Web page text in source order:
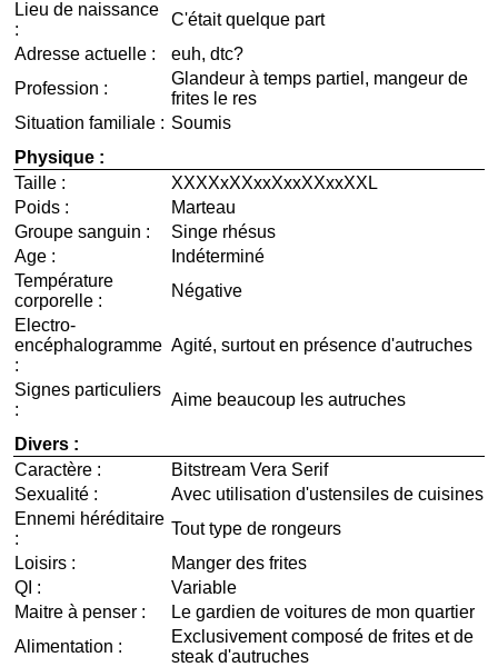
Lieu de naissance
:
C'était quelque part
Adresse actuelle :
euh, dtc?
Profession :
Glandeur à temps partiel, mangeur de
frites le res
Situation familiale : Soumis
Physique :
Taille :
XXXXxXXxxXxxXXxxXXL
Poids :
Marteau
Groupe sanguin :
Singe rhésus
Age :
Indéterminé
Température
corporelle :
Négative
Electro-
encéphalogramme
:
Agité, surtout en présence d'autruches
Signes particuliers
:
Aime beaucoup les autruches
Divers :
Caractère :
Bitstream Vera Serif
Sexualité :
Avec utilisation d'ustensiles de cuisines
Ennemi héréditaire
:
Tout type de rongeurs
Loisirs :
Manger des frites
QI :
Variable
Maitre à penser :
Le gardien de voitures de mon quartier
Alimentation :
Exclusivement composé de frites et de
steak d'autruches